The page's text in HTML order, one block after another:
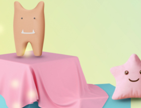
대덕구육아복합마더